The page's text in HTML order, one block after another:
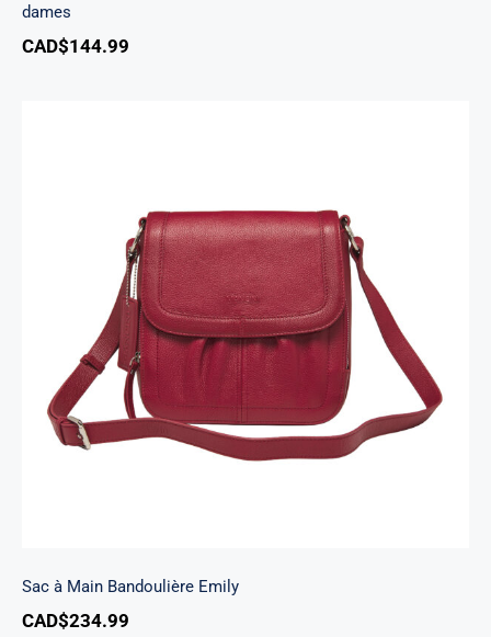
dames
CAD$144.99
Sac à Main Bandoulière Emily
Sac à Main Bandoulière Emily
CAD$234.99